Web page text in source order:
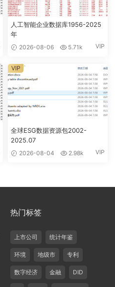
人工智能企业数据库1956-2025
年
2026-08-06 5.71k VIP
全球ESG数据资源包2002-
2025.07
2026-08-04 2.98k VIP
VIP
热门标签
上市公司 统计年鉴
环境 地级市 专利
数字经济 金融 DID